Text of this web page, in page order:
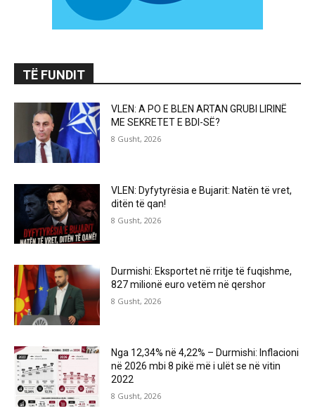
TË FUNDIT
VLEN: A PO E BLEN ARTAN GRUBI LIRINË
ME SEKRETET E BDI-SË?
8 Gusht, 2026
VLEN: Dyfytyrësia e Bujarit: Natën të vret,
ditën të qan!
8 Gusht, 2026
Durmishi: Eksportet në rritje të fuqishme,
827 milionë euro vetëm në qershor
8 Gusht, 2026
Nga 12,34% në 4,22% – Durmishi: Inflacioni
në 2026 mbi 8 pikë më i ulët se në vitin
2022
8 Gusht, 2026